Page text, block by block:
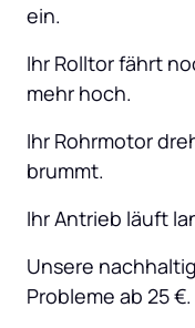
ein.
Ihr Rolltor fährt
mehr hoch.
Ihr Rohrmotor
brummt.
Ihr Antrieb läuft
Unsere
Probleme ab 25 €.